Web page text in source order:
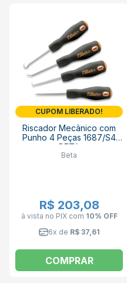
CUPOM LIBERADO!
Riscador Mecânico com
Punho 4 Peças 1687/S4
BETA
Beta
R$ 203,08
à vista no PIX com 10% OFF
6x de R$ 37,61
COMPRAR